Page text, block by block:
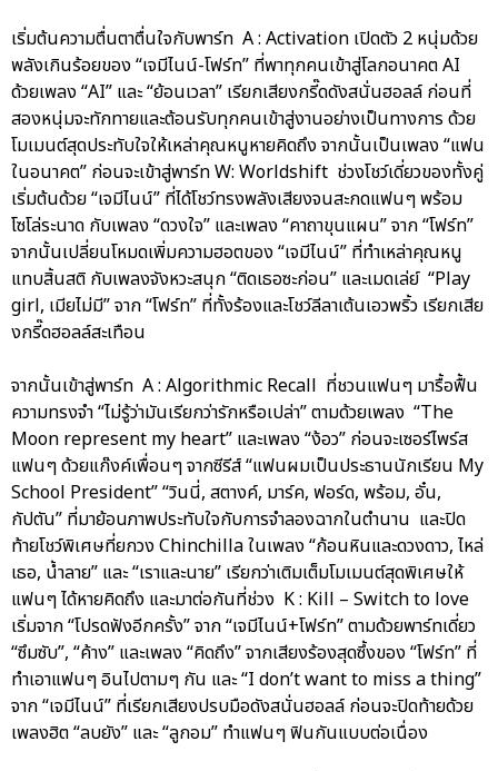
เริ่มต้นความตื่นตาตื่นใจกับพาร์ท A : Activation เปิดตัว 2 หนุ่มด้วย
พลังเกินร้อยของ “เจมีไนน์-โฟร์ท” ที่พาทุกคนเข้าสู่โลกอนาคต AI
ด้วยเพลง “AI” และ “ย้อนเวลา” เรียกเสียงกรี๊ดดังสนั่นฮอลล์ ก่อนที่
สองหนุ่มจะทักทายและต้อนรับทุกคนเข้าสู่งานอย่างเป็นทางการ ด้วย
โมเมนต์สุดประทับใจให้เหล่าคุณหนูหายคิดถึง จากนั้นเป็นเพลง “แฟน
ในอนาคต” ก่อนจะเข้าสู่พาร์ท W: Worldshift ช่วงโชว์เดี่ยวของทั้งคู่
เริ่มต้นด้วย “เจมีไนน์” ที่ได้โชว์ทรงพลังเสียงจนสะกดแฟนๆ พร้อม
โซโล่ระนาด กับเพลง “ดวงใจ” และเพลง “คาถาขุนแผน” จาก “โฟร์ท”
จากนั้นเปลี่ยนโหมดเพิ่มความฮอตของ “เจมีไนน์” ที่ทำเหล่าคุณหนู
แทบสิ้นสติ กับเพลงจังหวะสนุก “ติดเธอซะก่อน” และเมดเล่ย์ “Play
girl, เมียไม่มี” จาก “โฟร์ท” ที่ทั้งร้องและโชว์ลีลาเต้นเอวพริ้ว เรียกเสีย
งกรี๊ดฮอลล์สะเทือน
จากนั้นเข้าสู่พาร์ท A : Algorithmic Recall ที่ชวนแฟนๆ มารื้อฟื้น
ความทรงจำ “ไม่รู้ว่ามันเรียกว่ารักหรือเปล่า” ตามด้วยเพลง “The
Moon represent my heart” และเพลง “ง้อว” ก่อนจะเซอร์ไพร์ส
แฟนๆ ด้วยแก๊งค์เพื่อนๆ จากซีรีส์ “แฟนผมเป็นประธานนักเรียน My
School President” “วินนี่, สตางค์, มาร์ค, ฟอร์ด, พร้อม, อั๋น,
กัปตัน” ที่มาย้อนภาพประทับใจกับการจำลองฉากในตำนาน และปิด
ท้ายโชว์พิเศษที่ยกวง Chinchilla ในเพลง “ก้อนหินและดวงดาว, ไหล่
เธอ, น้ำลาย” และ “เราและนาย” เรียกว่าเติมเต็มโมเมนต์สุดพิเศษให้
แฟนๆ ได้หายคิดถึง และมาต่อกันที่ช่วง K : Kill – Switch to love
เริ่มจาก “โปรดฟังอีกครั้ง” จาก “เจมีไนน์+โฟร์ท” ตามด้วยพาร์ทเดี่ยว
“ซึมซับ”, “ค้าง” และเพลง “คิดถึง” จากเสียงร้องสุดซึ้งของ “โฟร์ท” ที่
ทำเอาแฟนๆ อินไปตามๆ กัน และ “I don’t want to miss a thing”
จาก “เจมีไนน์” ที่เรียกเสียงปรบมือดังสนั่นฮอลล์ ก่อนจะปิดท้ายด้วย
เพลงฮิต “ลบยัง” และ “ลูกอม” ทำแฟนๆ ฟินกันแบบต่อเนื่อง